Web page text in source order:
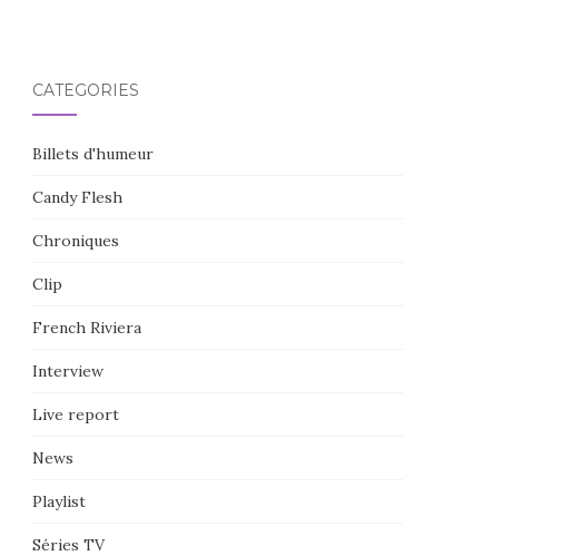
CATÉGORIES
Billets d'humeur
Candy Flesh
Chroniques
Clip
French Riviera
Interview
Live report
News
Playlist
Séries TV